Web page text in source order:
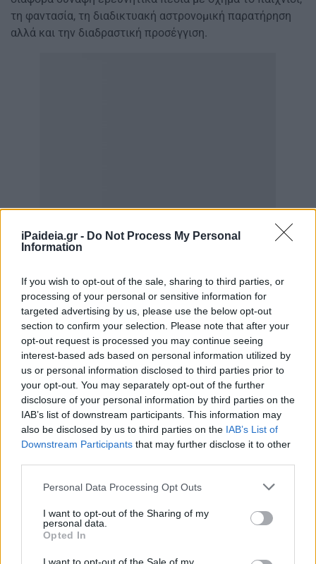
iPaideia.gr - Do Not Process My Personal
Information
If you wish to opt-out of the sale, sharing to third parties, or
processing of your personal or sensitive information for
targeted advertising by us, please use the below opt-out
section to confirm your selection. Please note that after your
opt-out request is processed you may continue seeing
interest-based ads based on personal information utilized by
us or personal information disclosed to third parties prior to
your opt-out. You may separately opt-out of the further
disclosure of your personal information by third parties on the
IAB’s list of downstream participants. This information may
also be disclosed by us to third parties on the IAB’s List of
Downstream Participants that may further disclose it to other
Please note that this website/app uses one or more Google
not limited to your visit or usage behaviour. You may click to
grant or deny consent to Google and its third-party tags to
use your data for below specified purposes in below Google
consent section.
Personal Data Processing Opt Outs
I want to opt-out of the Sharing of my
personal data.
Opted In
τη φαντασία, τη διαδικτυακή αστρονομική παρατήρηση
αλλά και την διαδραστική προσέγγιση.
Το ταξίδι ξεκινά από τον απτό, ορατό και σχετικά μικρής
κλίμακας κόσμο των πλανητών και του Ήλιου μας και,
χρησιμοποιώντας ως γέφυρα τα αστέρια, επεκτείνεται